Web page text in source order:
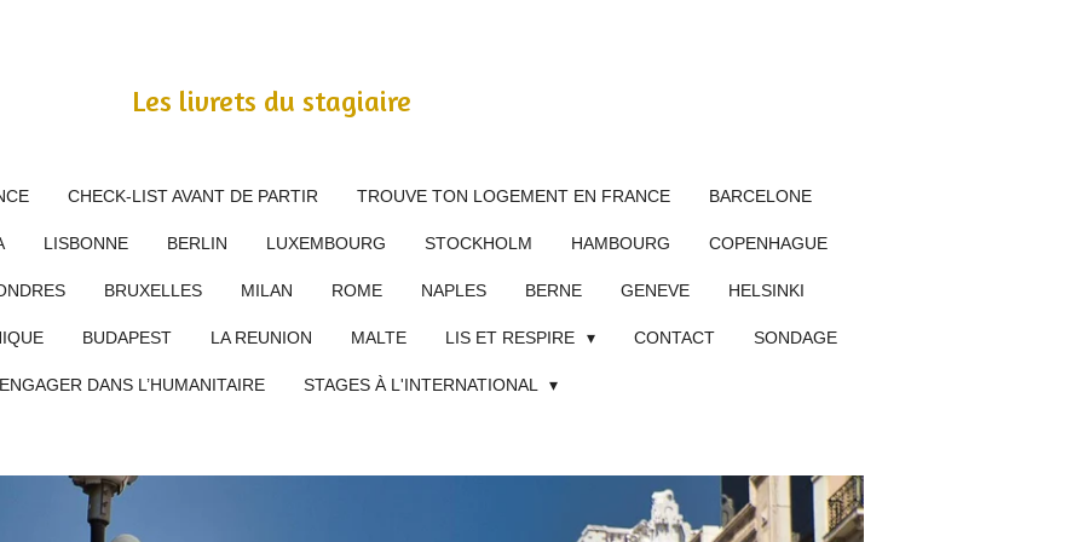
Les livrets du stagiaire
CHECK-LIST AVANT DE PARTIR TROUVE TON LOGEMENT EN FRANCE BARCELONE
LISBONNE BERLIN LUXEMBOURG STOCKHOLM HAMBOURG COPENHAGUE
BRUXELLES MILAN ROME NAPLES BERNE GENEVE HELSINKI
BUDAPEST LA REUNION MALTE LIS ET RESPIRE CONTACT SONDAGE
DANS L’HUMANITAIRE STAGES À L'INTERNATIONAL